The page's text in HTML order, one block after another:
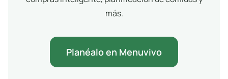
más.
Planéalo en Menuvivo